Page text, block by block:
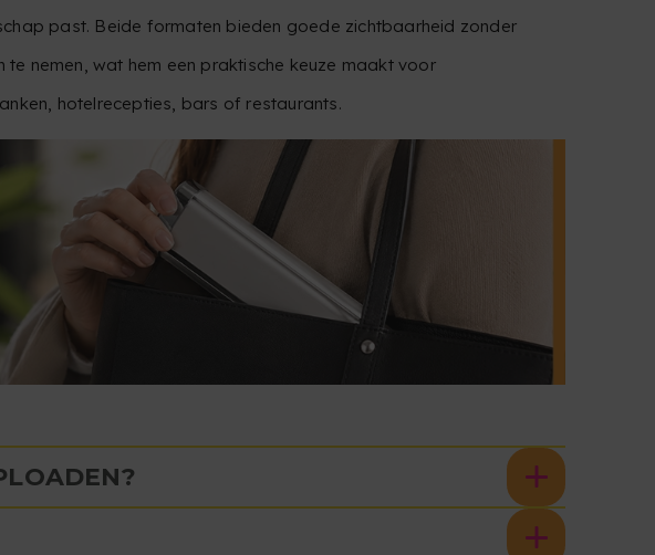
past. Beide formaten bieden goede zichtbaarheid zonder
te nemen, wat hem een praktische keuze maakt voor
hotelrecepties, bars of restaurants.